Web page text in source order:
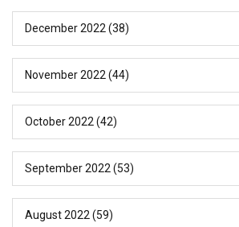
December 2022 (38)
November 2022 (44)
October 2022 (42)
September 2022 (53)
August 2022 (59)